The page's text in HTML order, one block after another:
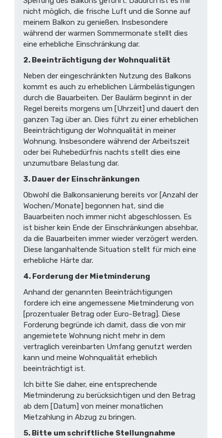
nicht möglich, die frische Luft und die Sonne auf
meinem Balkon zu genießen. Insbesondere
während der warmen Sommermonate stellt dies
eine erhebliche Einschränkung dar.
2. Beeinträchtigung der Wohnqualität
Neben der eingeschränkten Nutzung des Balkons
kommt es auch zu erheblichen Lärmbelästigungen
durch die Bauarbeiten. Der Baulärm beginnt in der
Regel bereits morgens um [Uhrzeit] und dauert den
ganzen Tag über an. Dies führt zu einer erheblichen
Beeinträchtigung der Wohnqualität in meiner
Wohnung. Insbesondere während der Arbeitszeit
oder bei Ruhebedürfnis nachts stellt dies eine
unzumutbare Belastung dar.
3. Dauer der Einschränkungen
Obwohl die Balkonsanierung bereits vor [Anzahl der
Wochen/Monate] begonnen hat, sind die
Bauarbeiten noch immer nicht abgeschlossen. Es
ist bisher kein Ende der Einschränkungen absehbar,
da die Bauarbeiten immer wieder verzögert werden.
Diese langanhaltende Situation stellt für mich eine
erhebliche Härte dar.
4. Forderung der Mietminderung
Anhand der genannten Beeinträchtigungen
fordere ich eine angemessene Mietminderung von
[prozentualer Betrag oder Euro-Betrag]. Diese
Forderung begründe ich damit, dass die von mir
angemietete Wohnung nicht mehr in dem
vertraglich vereinbarten Umfang genutzt werden
kann und meine Wohnqualität erheblich
beeinträchtigt ist.
Ich bitte Sie daher, eine entsprechende
Mietminderung zu berücksichtigen und den Betrag
ab dem [Datum] von meiner monatlichen
Mietzahlung in Abzug zu bringen.
5. Bitte um schriftliche Stellungnahme